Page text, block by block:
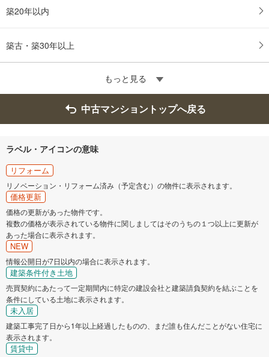
築20年以内
築古・築30年以上
もっと見る
中古マンショントップへ戻る
ラベル・アイコンの意味
リフォーム
リノベーション・リフォーム済み（予定含む）の物件に表示されます。
価格更新
価格の更新があった物件です。
複数の価格が表示されている物件に関しましてはそのうちの１つ以上に更新が
あった場合に表示されます。
NEW
情報公開日が7日以内の場合に表示されます。
建築条件付き土地
売買契約にあたって一定期間内に特定の建設会社と建築請負契約を結ぶことを
条件にしている土地に表示されます。
未入居
建築工事完了日から1年以上経過したものの、まだ誰も住んだことがない住宅に
表示されます。
賃貸中